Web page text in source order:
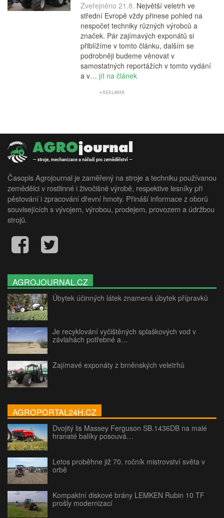
Zveřejněno 21.8. Největší veletrh ve
střední Evropě vždy přinese pohled na
nespočet techniky různých výrobců a
značek. Pár zajímavých exponátů si
přiblížíme v tomto článku, dalším se
podrobněji budeme věnovat v
samostatných reportážích v tomto vydání
a v… jít na článek
Časopis Agrojournal je zaměřený na stroje a techniku používanou
zemědělci v rostlinné i živočišné výrobě, respektive lesníky při
pěstování i zpracování dřevní hmoty. Přináší informace z oborů
souvisejících s vývojem, výrobou, prodejem, provozem a údržbou
strojů.
AGROJOURNAL.CZ
Úbytek účinných látek znamená úbytek přípravků
Je recyklování vyčištěných splaškových vod v
závlahách potřebné a…
Zajímavé exponáty z brněnských veletrhů
AGROPORTAL24H.CZ
Dvojitý lis Massey Ferguson SB.1436DB na malé
hranaté balíky posouvá…
Letos proběhne již 70. ročník mistrovství světa v
orbě
Kompaktní diskové brány LEMKEN Rubin 10 TF
prošly modernizací